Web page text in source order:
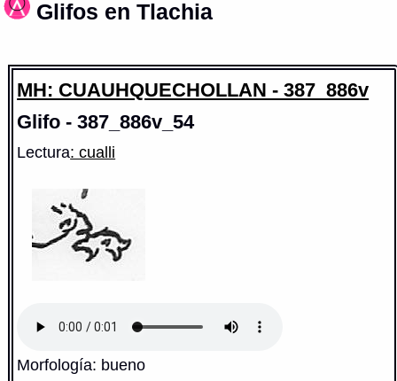
Glifos en Tlachia
MH: CUAUHQUECHOLLAN - 387_886v
Glifo - 387_886v_54
Lectura: cualli
Morfología: bueno